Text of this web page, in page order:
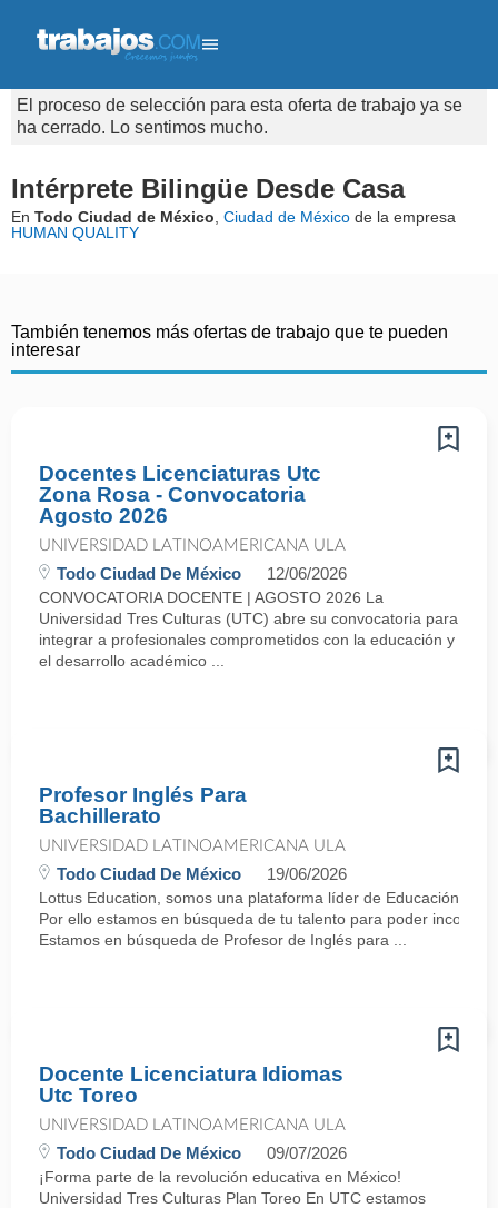
El proceso de selección para esta oferta de trabajo ya se
ha cerrado. Lo sentimos mucho.
Intérprete Bilingüe Desde Casa
En Todo Ciudad de México Ciudad de México de la empresa
HUMAN QUALITY
También tenemos más ofertas de trabajo que te pueden
interesar
Docentes Licenciaturas Utc
Zona Rosa - Convocatoria
Agosto 2026
UNIVERSIDAD LATINOAMERICANA ULA
Todo Ciudad De México 12/06/2026
CONVOCATORIA DOCENTE | AGOSTO 2026 La
Universidad Tres Culturas (UTC) abre su convocatoria para
integrar a profesionales comprometidos con la educación y
el desarrollo académico ...
Profesor Inglés Para
Bachillerato
UNIVERSIDAD LATINOAMERICANA ULA
Todo Ciudad De México 19/06/2026
Lottus Education, somos una plataforma líder de Educación en
Por ello estamos en búsqueda de tu talento para poder
Estamos en búsqueda de Profesor de Inglés para ...
Docente Licenciatura Idiomas
Utc Toreo
UNIVERSIDAD LATINOAMERICANA ULA
Todo Ciudad De México 09/07/2026
¡Forma parte de la revolución educativa en México!
Universidad Tres Culturas Plan Toreo En UTC estamos